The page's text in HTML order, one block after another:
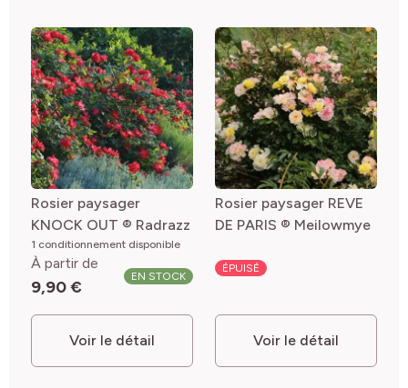
Rosier paysager
KNOCK OUT ® Radrazz
1 conditionnement disponible
À partir de
9,90 €
EN STOCK
Voir le détail
Rosier paysager REVE
DE PARIS ® Meilowmye
ÉPUISÉ
Voir le détail